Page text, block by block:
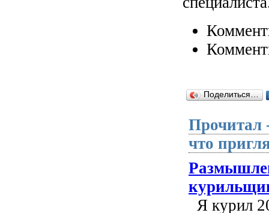
Поделиться…
Прочитал
что
Я курил